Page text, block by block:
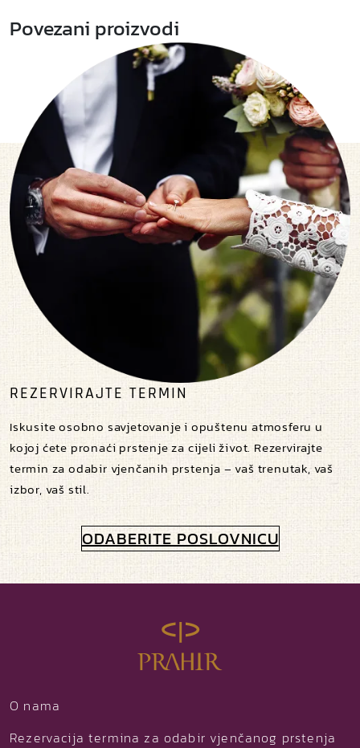
Povezani proizvodi
REZERVIRAJTE TERMIN
Iskusite osobno savjetovanje i opuštenu atmosferu u
kojoj ćete pronaći prstenje za cijeli život. Rezervirajte
termin za odabir vjenčanih prstenja – vaš trenutak, vaš
izbor, vaš stil.
ODABERITE POSLOVNICU
O nama
Rezervacija termina za odabir vjenčanog prstenja